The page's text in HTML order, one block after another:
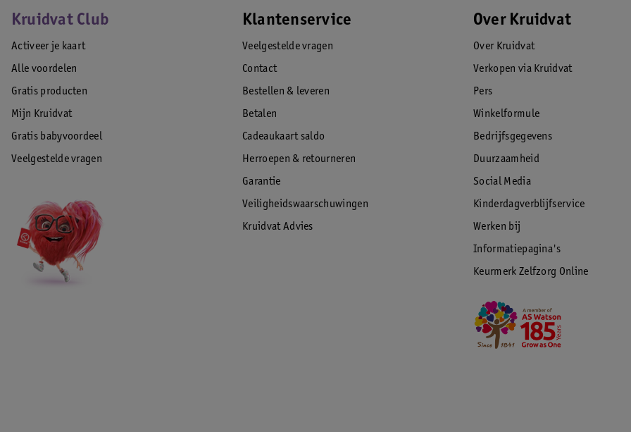
Kruidvat Club
Activeer je kaart
Alle voordelen
Gratis producten
Mijn Kruidvat
Gratis babyvoordeel
Veelgestelde vragen
Klantenservice
Veelgestelde vragen
Contact
Bestellen & leveren
Betalen
Cadeaukaart saldo
Herroepen & retourneren
Garantie
Veiligheidswaarschuwingen
Kruidvat Advies
Over Kruidvat
Over Kruidvat
Verkopen via Kruidvat
Pers
Winkelformule
Bedrijfsgegevens
Duurzaamheid
Social Media
Kinderdagverblijfservice
Werken bij
Informatiepagina's
Keurmerk Zelfzorg Online